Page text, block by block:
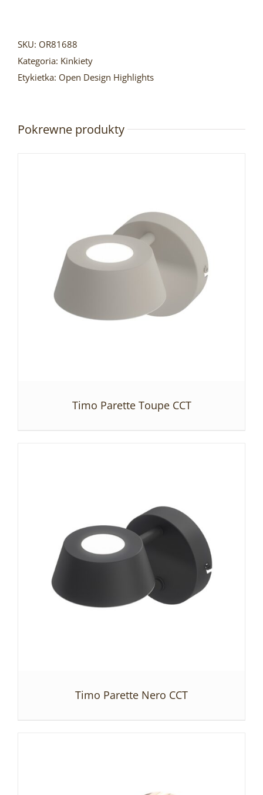
SKU: OR81688
Kategoria: Kinkiety
Etykietka: Open Design Highlights
Pokrewne produkty
Timo Parette Toupe CCT
Timo Parette Nero CCT